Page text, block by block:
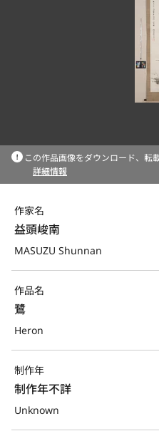
この作品画像をダウンロード、転
詳細情報
作家名
益頭峻南
MASUZU Shunnan
作品名
鷺
Heron
制作年
制作年不詳
Unknown